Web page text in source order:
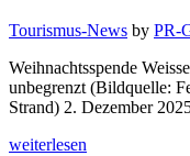
Tourismus-News by PR-
Weihnachtsspende
unbegrenzt (Bildquelle:
Strand) 2. Dezember
weiterlesen